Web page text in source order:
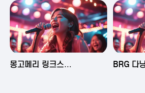
2025-06-03 14:50
몽고메리 링크스
2025-
BRG 다